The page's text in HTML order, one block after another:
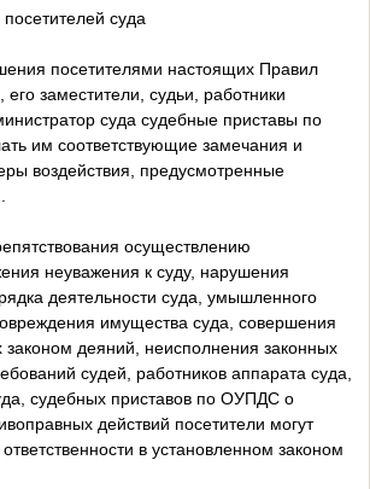
суда
посетителями настоящих Правил
его заместители, судьи, работники
суда судебные приставы по
им соответствующие замечания и
воздействия, предусмотренные
осуществлению
неуважения к суду, нарушения
деятельности суда, умышленного
имущества суда, совершения
деяний, неисполнения законных
судей, работников аппарата суда,
судебных приставов по ОУПДС о
действий посетители могут
в установленном законом